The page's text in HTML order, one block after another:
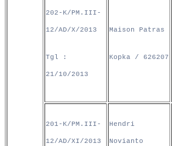
202-K/PM.III-
12/AD/X/2013
Tgl :
21/10/2013
Maison Patras
Kopka / 626207
201-K/PM.III-
12/AD/XI/2013
Hendri
Novianto